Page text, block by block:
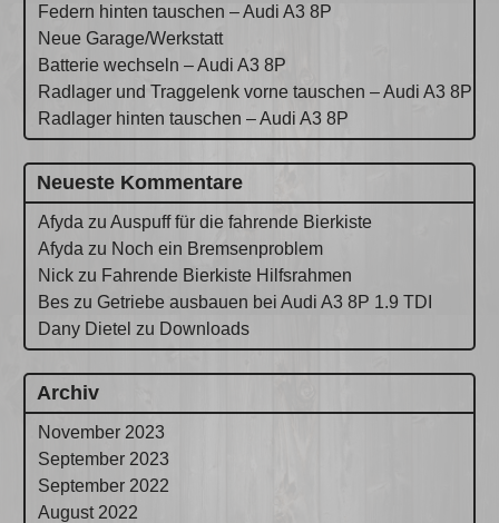
Federn hinten tauschen – Audi A3 8P
Neue Garage/Werkstatt
Batterie wechseln – Audi A3 8P
Radlager und Traggelenk vorne tauschen – Audi A3 8P
Radlager hinten tauschen – Audi A3 8P
Neueste Kommentare
Afyda zuAuspuff für die fahrende Bierkiste
Afyda zu Noch ein Bremsenproblem
Nick zu Fahrende Bierkiste Hilfsrahmen
Bes zuGetriebe ausbauen bei Audi A3 8P 1.9 TDI
Dany Dietel zu Downloads
Archiv
November 2023
September 2023
September 2022
August 2022